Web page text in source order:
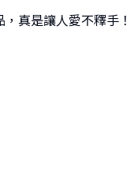
真是讓人愛不釋手！